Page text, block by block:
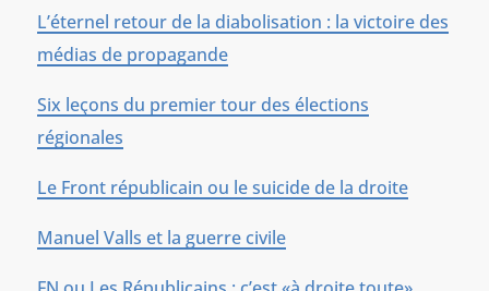
L’éternel retour de la diabolisation : la victoire des
médias de propagande
Six leçons du premier tour des élections
régionales
Le Front républicain ou le suicide de la droite
Manuel Valls et la guerre civile